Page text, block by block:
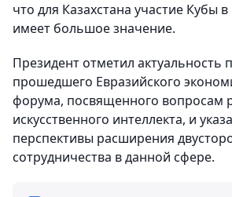
что для Казахстана участие Кубы
имеет большое значение.
Президент отметил актуальность
прошедшего Евразийского
форума, посвященного вопросам
искусственного интеллекта, и
перспективы расширения
сотрудничества в данной сфере.